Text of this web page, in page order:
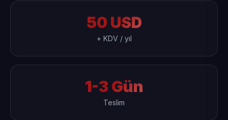
50 USD
+ KDV / yıl
1-3 Gün
Teslim